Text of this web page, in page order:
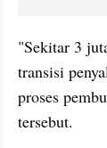
"Sekitar 3
transisi
proses
tersebut.